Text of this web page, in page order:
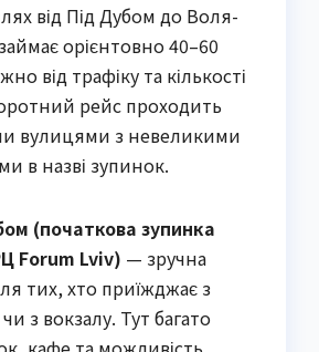
від Під Дубом до Воля-
орієнтовно 40–60
від трафіку та кількості
рейс проходить
вулицями з невеликими
в назві зупинок.
(початкова зупинка
Forum Lviv) — зручна
тих, хто приїжджає з
з вокзалу. Тут багато